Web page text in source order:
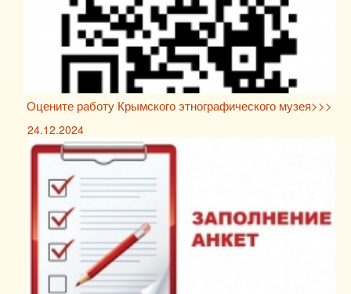
Оцените работу Крымского этнографического музея>>>
24.12.2024